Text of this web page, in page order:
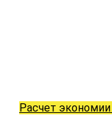
Расчет